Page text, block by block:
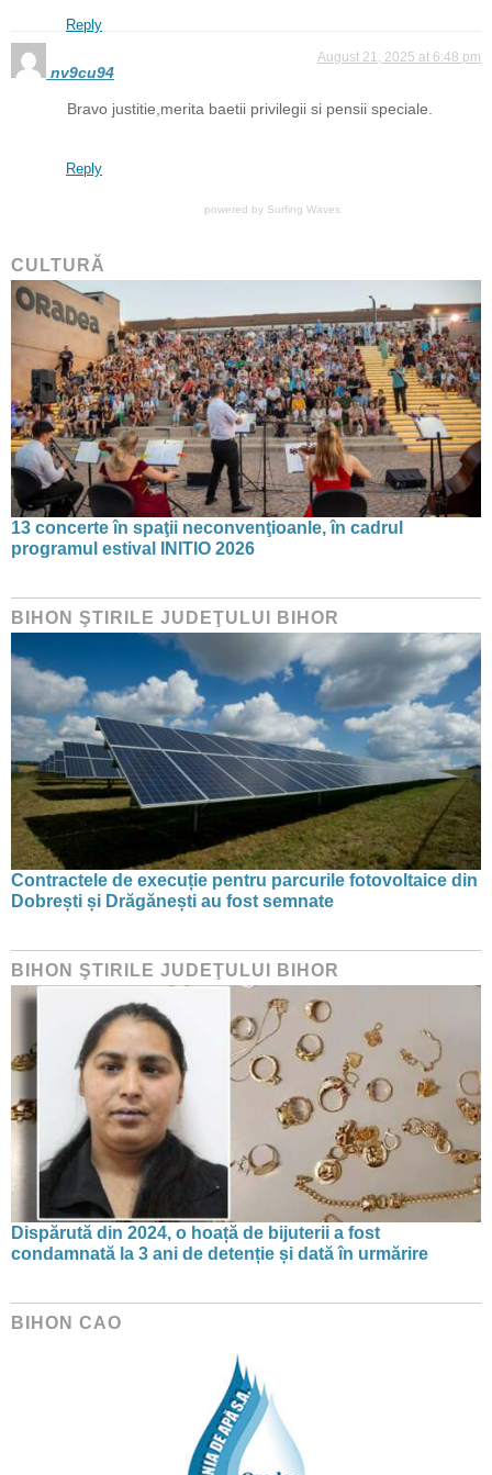
Reply
nv9cu94
August 21, 2025 at 6:48 pm
Bravo justitie,merita baetii privilegii si pensii speciale.
Reply
powered by Surfing Waves
CULTURĂ
13 concerte în spaţii neconvenţioanle, în cadrul
programul estival INITIO 2026
BIHON ŞTIRILE JUDEŢULUI BIHOR
Contractele de execuție pentru parcurile fotovoltaice din
Dobrești și Drăgănești au fost semnate
BIHON ŞTIRILE JUDEŢULUI BIHOR
Dispărută din 2024, o hoață de bijuterii a fost
condamnată la 3 ani de detenție și dată în urmărire
BIHON CAO